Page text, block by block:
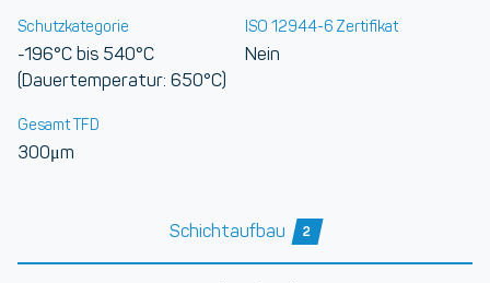
Schutzkategorie
-196°C bis 540°C
(Dauertemperatur: 650°C)
ISO 12944-6 Zertifikat
Nein
Gesamt TFD
300μm
Schichtaufbau 2